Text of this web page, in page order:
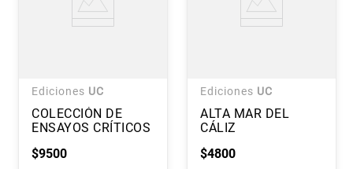
Ediciones UC
COLECCIÓN DE
ENSAYOS CRÍTICOS
$9500
Ediciones UC
ALTA MAR DEL
CÁLIZ
$4800